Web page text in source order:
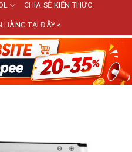
CHIA SẺ KIẾN THỨC
HÀNG TẠI ĐÂY <